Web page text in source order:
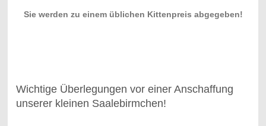
Sie werden zu einem üblichen Kittenpreis abgegeben!
Wichtige Überlegungen vor einer Anschaffung
unserer kleinen Saalebirmchen!